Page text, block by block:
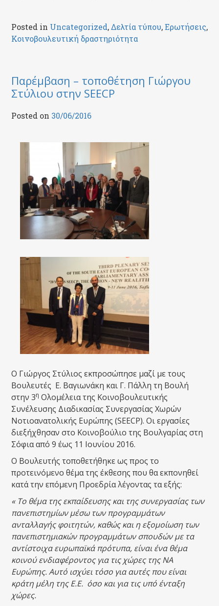
Posted in Uncategorized,Δελτία τύπου,Ερωτήσεις,
Κοινοβουλευτική δραστηριότητα
Παρέμβαση – τοποθέτηση Γιώργου
Στύλιου στην SEECP
Posted on 30/06/2016
Ο Γιώργος Στύλιος εκπροσώπησε μαζί με τους
Βουλευτές Ε. Βαγιωνάκη και Γ. Πάλλη τη Βουλή
στην 3η Ολομέλεια της Κοινοβουλευτικής
Συνέλευσης Διαδικασίας Συνεργασίας Χωρών
Νοτιοανατολικής Ευρώπης (SEECP). Οι εργασίες
διεξήχθησαν στο Κοινοβούλιο της Βουλγαρίας στη
Σόφια από 9 έως 11 Ιουνίου 2016.
Ο Βουλευτής τοποθετήθηκε ως προς το
προτεινόμενο θέμα της έκθεσης που θα εκπονηθεί
κατά την επόμενη Προεδρία λέγοντας τα εξής:
« Το θέμα της εκπαίδευσης και της συνεργασίας των
πανεπιστημίων μέσω των προγραμμάτων
ανταλλαγής φοιτητών, καθώς και η εξομοίωση των
πανεπιστημιακών προγραμμάτων σπουδών με τα
αντίστοιχα ευρωπαϊκά πρότυπα, είναι ένα θέμα
κοινού ενδιαφέροντος για τις χώρες της ΝΑ
Ευρώπης. Αυτό ισχύει τόσο για αυτές που είναι
κράτη μέλη της Ε.Ε. όσο και για τις υπό ένταξη
χώρες.